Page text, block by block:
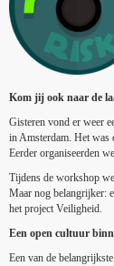
Kom jij ook naar de
Gisteren vond er weer
in Amsterdam. Het was
Eerder organiseerden
Tijdens de workshop
Maar nog belangrijker:
het project Veiligheid.
Een open cultuur
Een van de